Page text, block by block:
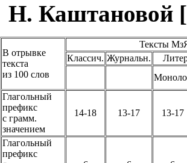
Н. Каштановой
В отрывке
текста
из 100 слов
Тексты
Классич. Журнальн.
Глагольный
префикс
с грамм.
значением
14-18 13-17 13-17
Глагольный
префикс